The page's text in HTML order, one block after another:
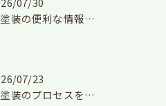
外壁塗装の便利な情報と失敗しない色や費用判断のコツを徹底解説
07/23
外壁塗装のプロセスを愛知県でスムーズに進めるための工程と費用徹底解説